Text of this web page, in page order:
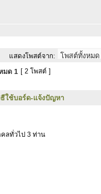
แสดงโพสต์จาก:
มด 1 [ 2 โพสต์ ]
ใช้บอร์ด-แจ้งปัญหา
ลทั่วไป 3 ท่าน